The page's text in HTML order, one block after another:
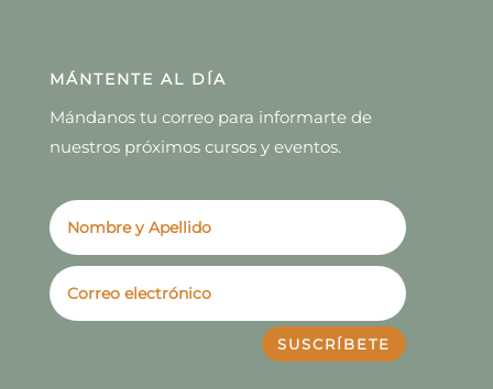
MÁNTENTE AL DÍA
Mándanos tu correo para informarte de
nuestros próximos cursos y eventos.
SUSCRÍBETE